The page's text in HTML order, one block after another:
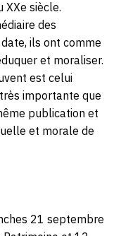
XXe siècle.
des
ils ont comme
et moraliser.
est celui
importante que
publication et
et morale de
21 septembre